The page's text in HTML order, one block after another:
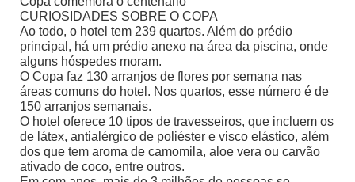
CURIOSIDADES SOBRE O COPA
Ao todo, o hotel tem 239 quartos. Além do prédio
principal, há um prédio anexo na área da piscina, onde
alguns hóspedes moram.
O Copa faz 130 arranjos de flores por semana nas
áreas comuns do hotel. Nos quartos, esse número é de
150 arranjos semanais.
O hotel oferece 10 tipos de travesseiros, que incluem os
de látex, antialérgico de poliéster e visco elástico, além
dos que tem aroma de camomila, aloe vera ou carvão
ativado de coco, entre outros.